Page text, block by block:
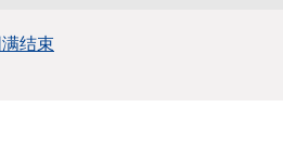
结束